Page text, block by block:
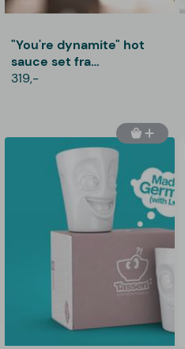
"You're dynamite" hot
sauce set fra
Thoughtfully
319,-